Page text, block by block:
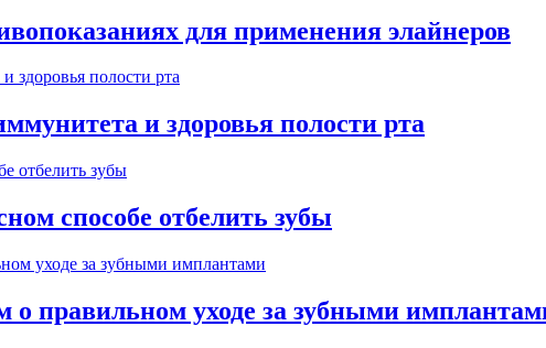
для применения элайнеров
и здоровья полости рта
способе отбелить зубы
о правильном уходе за зубными